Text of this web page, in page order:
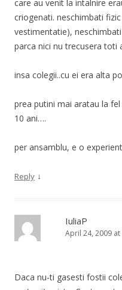
care au venit la intalnire
criogenati. neschimbati
vestimentatie),
parca nici nu trecusera toti
insa colegii..cu ei era alta
prea putini mai aratau la
10 ani….
per ansamblu, e o
Reply ↓
IuliaP
April 24, 2009 at
Daca nu-ti gasesti fostii